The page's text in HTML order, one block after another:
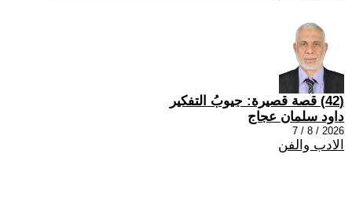
(42) قصة قصيرة: جيوبُ التفكير
داود سلمان عجاج
2026 / 8 / 7
الادب والفن